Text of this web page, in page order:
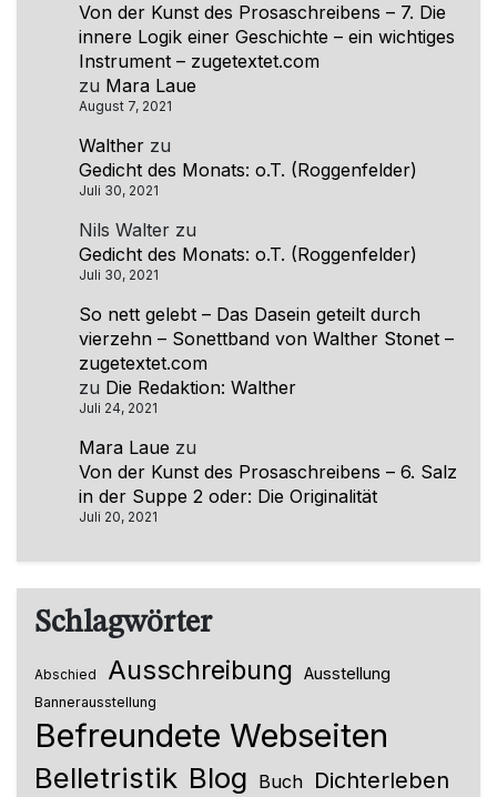
Von der Kunst des Prosaschreibens – 7. Die
innere Logik einer Geschichte – ein wichtiges
Instrument – zugetextet.com
zu Mara Laue
August 7, 2021
Walther zu
Gedicht des Monats: o.T. (Roggenfelder)
Juli 30, 2021
Nils Walter zu
Gedicht des Monats: o.T. (Roggenfelder)
Juli 30, 2021
So nett gelebt – Das Dasein geteilt durch
vierzehn – Sonettband von Walther Stonet –
zugetextet.com
zu Die Redaktion: Walther
Juli 24, 2021
Mara Laue zu
Von der Kunst des Prosaschreibens – 6. Salz
in der Suppe 2 oder: Die Originalität
Juli 20, 2021
Schlagwörter
Abschied Ausschreibung Ausstellung
Bannerausstellung
Befreundete Webseiten
Belletristik Blog Buch Dichterleben